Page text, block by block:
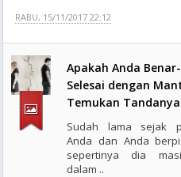
RABU, 15/11/2017 22:12
Apakah Anda
Selesai dengan
Temukan Tandanya
Sudah lama sejak
Anda dan Anda
sepertinya dia
dalam ..